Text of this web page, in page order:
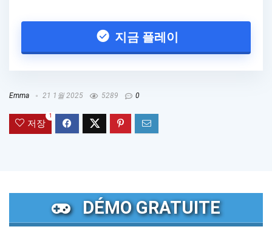
지금 플레이
Emma 21 1월 2025 5289 0
저장
1
DÉMO GRATUITE